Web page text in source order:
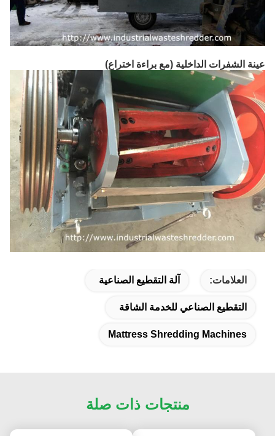
عينة الشفرات الداخلية (مع براءة اختراع)
العلامات: آلة التقطيع الصناعية
التقطيع الصناعي للخدمة الشاقة
Mattress Shredding Machines
منتجات ذات صلة